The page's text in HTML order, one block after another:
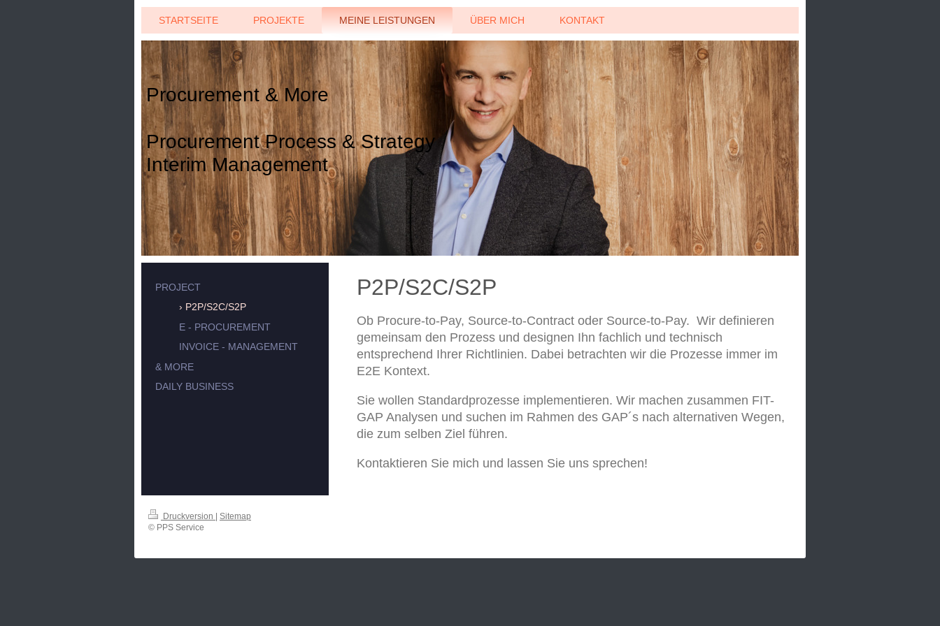
STARTSEITE PROJEKTE MEINE LEISTUNGEN ÜBER MICH KONTAKT
Procurement & More
Procurement Process & Strategy
Interim Management
P2P/S2C/S2P
Ob Procure-to-Pay, Source-to-Contract oder Source-to-Pay. Wir definieren
gemeinsam den Prozess und designen Ihn fachlich und technisch
entsprechend Ihrer Richtlinien. Dabei betrachten wir die Prozesse immer im
E2E Kontext.
Sie wollen Standardprozesse implementieren. Wir machen zusammen FIT-
GAP Analysen und suchen im Rahmen des GAP´s nach alternativen Wegen,
die zum selben Ziel führen.
Kontaktieren Sie mich und lassen Sie uns sprechen!
PROJECT
P2P/S2C/S2P
E - PROCUREMENT
INVOICE - MANAGEMENT
& MORE
DAILY BUSINESS
Druckversion
Sitemap
© PPS Service